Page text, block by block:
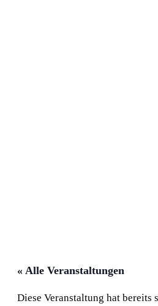
« Alle Veranstaltungen
Diese Veranstaltung hat bereits